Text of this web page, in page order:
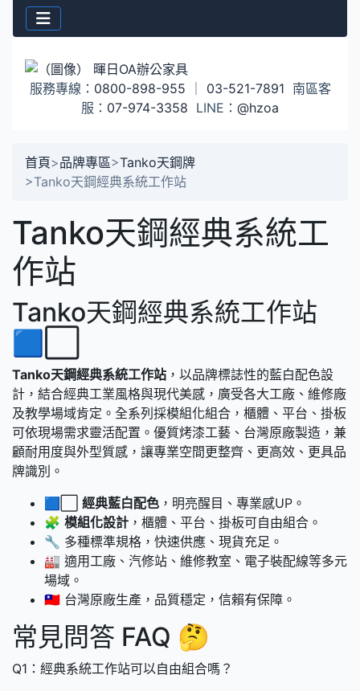
服務專線： 0800-898-955 03-521-7891 南區客
服： 07-974-3358 LINE： @hzoa
首頁>品牌專區>Tanko天鋼牌
>Tanko天鋼經典系統工作站
Tanko天鋼經典系統工
作站
Tanko天鋼經典系統工作站
🟦⬜
Tanko天鋼經典系統工作站 ，以品牌標誌性的藍白配色設
計，結合經典工業風格與現代美感，廣受各大工廠、維修廠
及教學場域肯定。全系列採模組化組合，櫃體、平台、掛板
可依現場需求靈活配置。優質烤漆工藝、台灣原廠製造，兼
顧耐用度與外型質感，讓專業空間更整齊、更高效、更具品
牌識別。
🟦⬜ 經典藍白配色 ，明亮醒目、專業感UP。
🧩 模組化設計 ，櫃體、平台、掛板可自由組合。
🔧 多種標準規格，快速供應、現貨充足。
🏭 適用工廠、汽修站、維修教室、電子裝配線等多元
場域。
🇹🇼 台灣原廠生產，品質穩定，信賴有保障。
常見問答 FAQ 🤔
Q1：經典系統工作站可以自由組合嗎？